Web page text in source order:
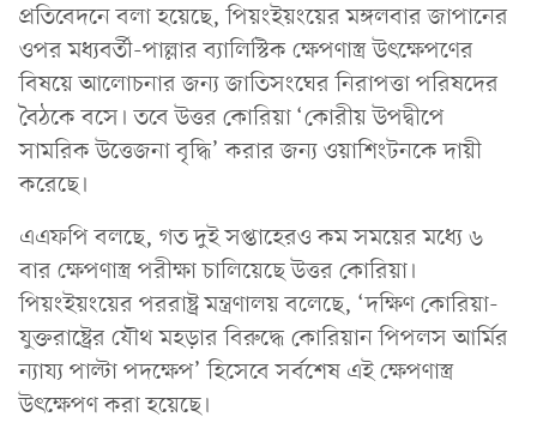
প্রতিবেদনে বলা হয়েছে, পিয়ংইয়ংয়ের মঙ্গলবার জাপানের
ওপর মধ্যবর্তী-পাল্লার ব্যালিস্টিক ক্ষেপণাস্ত্র উৎক্ষেপণের
বিষয়ে আলোচনার জন্য জাতিসংঘের নিরাপত্তা পরিষদের
বৈঠকে বসে। তবে উত্তর কোরিয়া ‘কোরীয় উপদ্বীপে
সামরিক উত্তেজনা বৃদ্ধি’ করার জন্য ওয়াশিংটনকে দায়ী
করেছে।
এএফপি বলছে, গত দুই সপ্তাহেরও কম সময়ের মধ্যে ৬
বার ক্ষেপণাস্ত্র পরীক্ষা চালিয়েছে উত্তর কোরিয়া।
পিয়ংইয়ংয়ের পররাষ্ট্র মন্ত্রণালয় বলেছে, ‘দক্ষিণ কোরিয়া-
যুক্তরাষ্ট্রের যৌথ মহড়ার বিরুদ্ধে কোরিয়ান পিপলস আর্মির
ন্যায্য পাল্টা পদক্ষেপ’ হিসেবে সর্বশেষ এই ক্ষেপণাস্ত্র
উৎক্ষেপণ করা হয়েছে।